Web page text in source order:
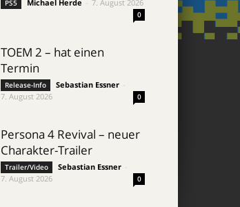
PS5 Michael Herde 7. August 2026
0
TOEM 2 – hat einen
Termin
Release-Info Sebastian Essner
7. August 2026
0
Persona 4 Revival – neuer
Charakter-Trailer
Trailer/Video Sebastian Essner
7. August 2026
0